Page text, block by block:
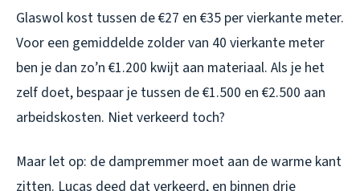
Glaswol kost tussen de €27 en €35 per vierkante meter.
Voor een gemiddelde zolder van 40 vierkante meter
ben je dan zo’n €1.200 kwijt aan materiaal. Als je het
zelf doet, bespaar je tussen de €1.500 en €2.500 aan
arbeidskosten. Niet verkeerd toch?
Maar let op: de dampremmer moet aan de warme kant
zitten. Lucas deed dat verkeerd, en binnen drie